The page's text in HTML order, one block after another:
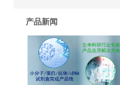
产品新闻